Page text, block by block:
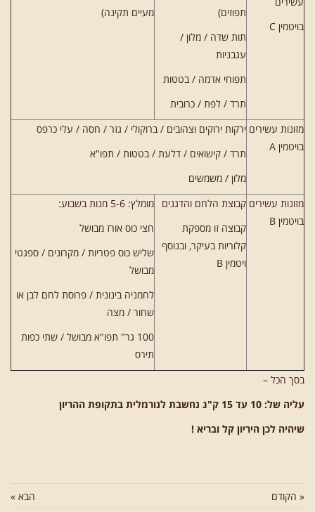
בויטמין C
תפוזים)
תות שדה / מלון /
עגבניות
תפוחי אדמה / בטטות
תרד / לפת / כרובית
מעיים תקינה)
מזונות עשירים
בויטמין A
ירקות ירוקים וצהובים / ברוקולי / גזר / חסה / עלי כרפס
תרד / קישואים / דלעת / בטטות / תפו"א
מלון / משמשים
מזונות עשירים
בויטמין B
קבוצת הלחם והדגנים
קבוצה זו מספקת
קלוריות בעיקר, ובנוסף
ויטמין B
מומלץ: 5-6 מנות בשבוע:
חצי כוס אורז מבושל
שליש כוס פטריות / מקרונים / ספגטי
מבושל
לחמניה בינונית / פרוסת לחם לבן או
שחור / מצה
100 גר" תפו"א מבושל / שתי כפות
תירס
בסך הכל –
עליה של: 10 עד 15 ק"ג נחשבת לנורמלית בתקופת ההריון
שיהיה לכן היריון קל ובריא !
« הקודם הבא »